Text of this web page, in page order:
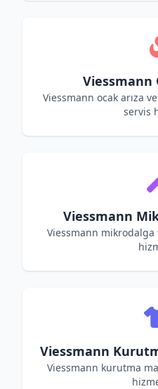
Viessmann
Viessmann ocak arıza
servis
Viessmann
Viessmann mikrodalga
Viessmann
Viessmann kurutma